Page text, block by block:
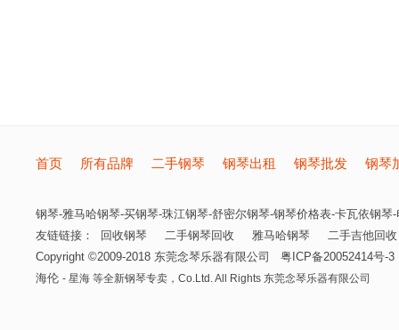
首页 所有品牌 二手钢琴 钢琴出租 钢琴批发 钢琴
钢琴-雅马哈钢琴-买钢琴-珠江钢琴-舒密尔钢琴-钢琴价格表-卡瓦依钢琴
友链链接：
回收钢琴 二手钢琴回收 雅马哈钢琴
二手吉他回收
Copyright ©2009-2018 东莞念琴乐器有限公司
粤ICP备20052414号-3
海伦 - 星海 等全新钢琴专卖， Co.Ltd. All Rights 东莞念琴乐器有限公司